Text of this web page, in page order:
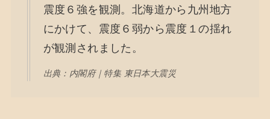
震度６強を観測。北海道から九州地方
にかけて、震度６弱から震度１の揺れ
が観測されました。
出典：内閣府｜特集 東日本大震災